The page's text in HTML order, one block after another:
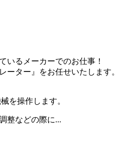
いるメーカーでのお仕事！
ーター』をお任せいたします。
を操作します。
整などの際に...